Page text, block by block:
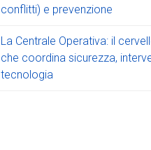
conflitti) e prevenzione
La Centrale Operativa: il
che coordina sicurezza,
tecnologia